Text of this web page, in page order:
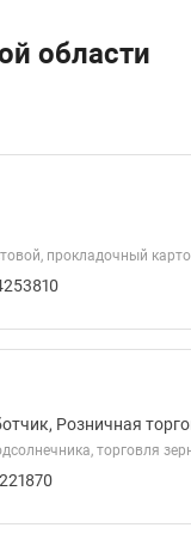
области
прокладочный
Розничная
торговля